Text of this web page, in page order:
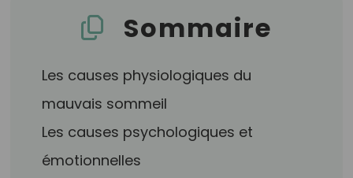
Sommaire
Les causes physiologiques du
mauvais sommeil
Les causes psychologiques et
émotionnelles